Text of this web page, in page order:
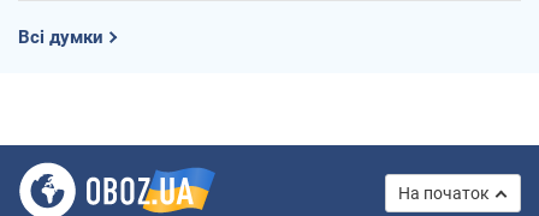
Всі думки
На початок